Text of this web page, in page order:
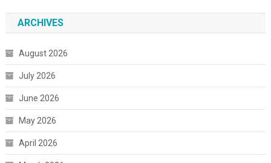
ARCHIVES
August 2026
July 2026
June 2026
May 2026
April 2026